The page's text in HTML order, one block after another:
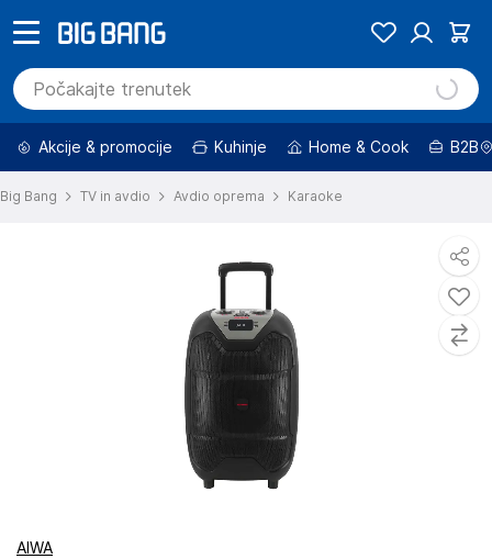
Akcije & promocije Kuhinje Home & Cook B2B
Big Bang TV in avdio Avdio oprema Karaoke
AIWA